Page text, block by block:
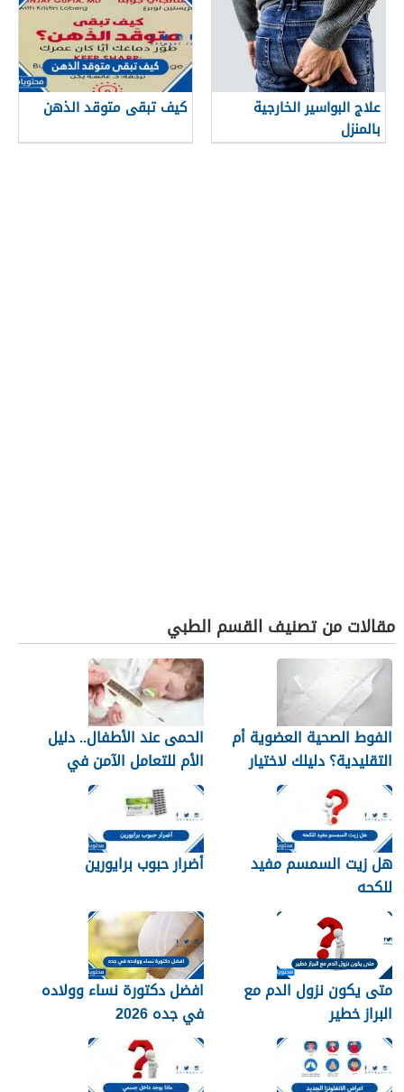
علاج البواسير الخارجية
بالمنزل
كيف تبقى متوقد الذهن
مقالات من تصنيف القسم الطبي
الفوط الصحية العضوية أم
التقليدية؟ دليلك لاختيار
النوع الأنسب لبشرتك
الحمى عند الأطفال.. دليل
الأم للتعامل الآمن في
المنزل
هل زيت السمسم مفيد
للكحه
أضرار حبوب برايورين
متى يكون نزول الدم مع
البراز خطير
افضل دكتورة نساء وولاده
في جده 2026